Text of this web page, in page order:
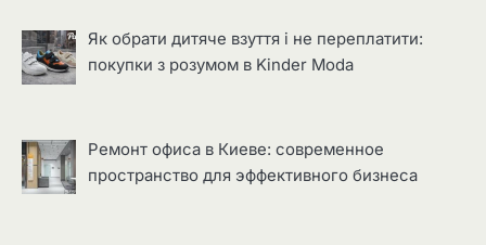
Як обрати дитяче взуття і не переплатити:
покупки з розумом в Kinder Moda
Ремонт офиса в Киеве: современное
пространство для эффективного бизнеса